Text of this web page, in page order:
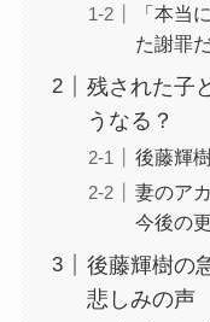
「本当
た謝罪
残された子
うなる？
後藤輝
妻のア
今後の
後藤輝樹の
悲しみの声